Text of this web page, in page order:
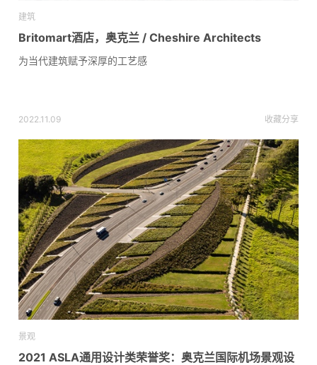
建筑
Britomart酒店，奥克兰 / Cheshire Architects
为当代建筑赋予深厚的工艺感
2022.11.09 收藏分享
景观
2021 ASLA通用设计类荣誉奖：奥克兰国际机场景观设